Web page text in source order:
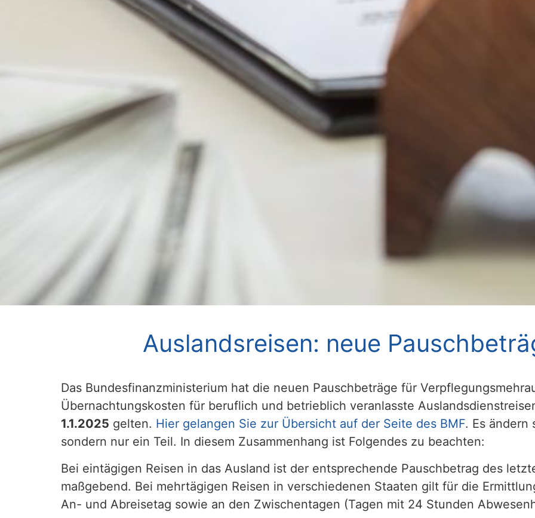
Auslandsreisen: neue
Das Bundesfinanzministerium hat die neuen Pauschbeträge für
Übernachtungskosten für beruflich und betrieblich veranlasste
1.1.2025 gelten. Hier gelangen Sie zur Übersicht auf der Seite des BMF. Es ändern
sondern nur ein Teil. In diesem Zusammenhang ist Folgendes zu beachten:
Bei eintägigen Reisen in das Ausland ist der entsprechende Pauschbetrag des
maßgebend. Bei mehrtägigen Reisen in verschiedenen Staaten gilt für die
An- und Abreisetag sowie an den Zwischentagen (Tagen mit 24 Stunden